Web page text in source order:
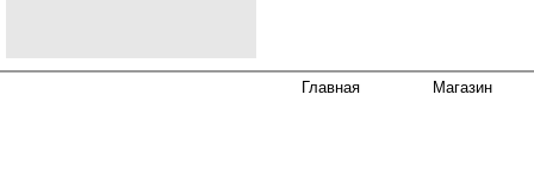
Главная Магазин